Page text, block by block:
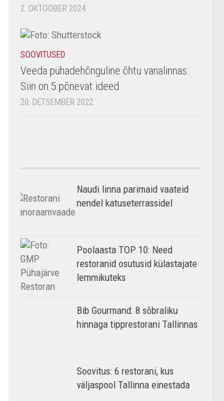
2. OKTOOBER 2024
SOOVITUSED
Veeda pühadehõnguline õhtu vanalinnas:
Siin on 5 põnevat ideed
20. DETSEMBER 2022
Naudi linna parimaid vaateid
nendel katuseterrassidel
Poolaasta TOP 10: Need
restoranid osutusid külastajate
lemmikuteks
Bib Gourmand: 8 sõbraliku
hinnaga tipprestorani Tallinnas
Soovitus: 6 restorani, kus
väljaspool Tallinna einestada